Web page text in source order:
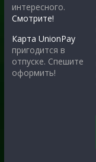
интересного.
Смотрите!
Карта UnionPay
пригодится в
отпуске. Спешите
оформить!